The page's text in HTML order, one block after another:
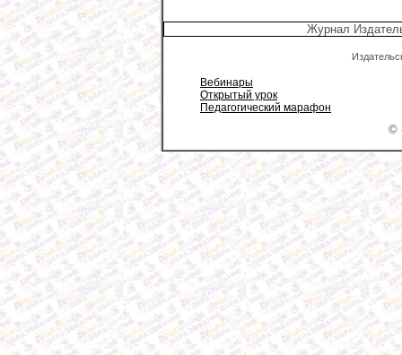
Журнал
Вебинары
Открытый урок
Педагогический марафон
©